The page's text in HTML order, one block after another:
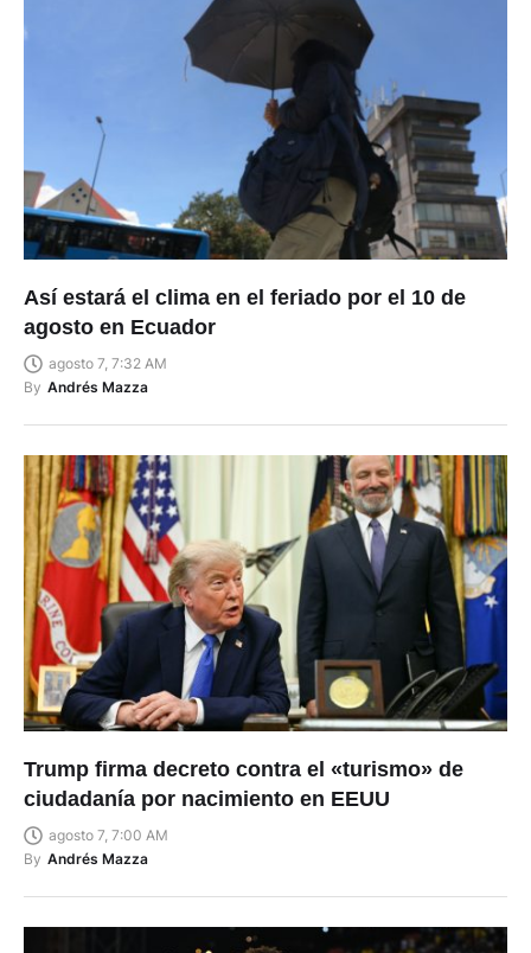
Así estará el clima en el feriado por el 10 de
agosto en Ecuador
agosto 7, 7:32 AM
By Andrés Mazza
Trump firma decreto contra el «turismo» de
ciudadanía por nacimiento en EEUU
agosto 7, 7:00 AM
By Andrés Mazza